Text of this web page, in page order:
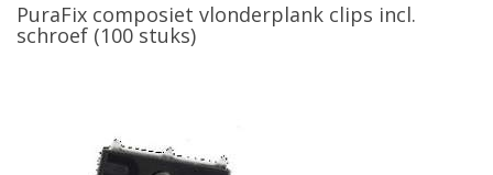
PuraFix composiet vlonderplank clips incl.
schroef (100 stuks)